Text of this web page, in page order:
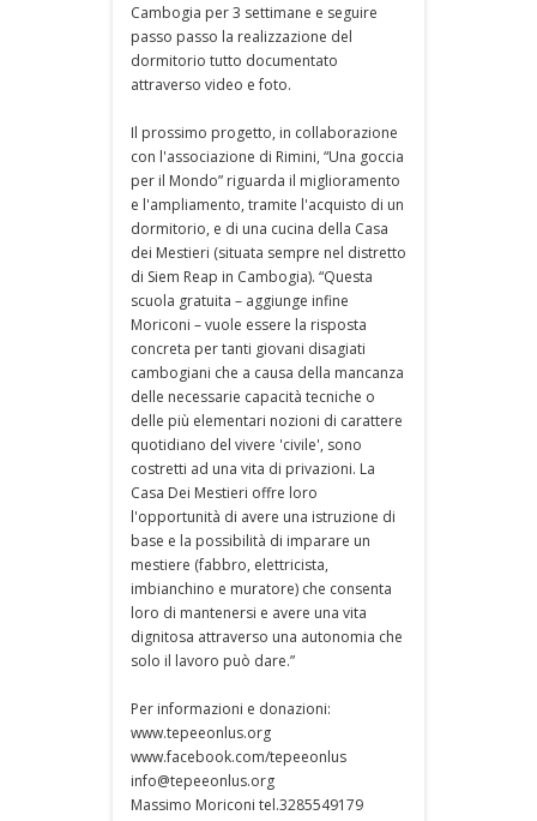
Cambogia per 3 settimane e seguire
passo passo la realizzazione del
dormitorio tutto documentato
attraverso video e foto.
Il prossimo progetto, in collaborazione
con l'associazione di Rimini, “Una goccia
per il Mondo” riguarda il miglioramento
e l'ampliamento, tramite l'acquisto di un
dormitorio, e di una cucina della Casa
dei Mestieri (situata sempre nel distretto
di Siem Reap in Cambogia). “Questa
scuola gratuita – aggiunge infine
Moriconi – vuole essere la risposta
concreta per tanti giovani disagiati
cambogiani che a causa della mancanza
delle necessarie capacità tecniche o
delle più elementari nozioni di carattere
quotidiano del vivere 'civile', sono
costretti ad una vita di privazioni. La
Casa Dei Mestieri offre loro
l'opportunità di avere una istruzione di
base e la possibilità di imparare un
mestiere (fabbro, elettricista,
imbianchino e muratore) che consenta
loro di mantenersi e avere una vita
dignitosa attraverso una autonomia che
solo il lavoro può dare.”
Per informazioni e donazioni:
www.tepeeonlus.org
www.facebook.com/tepeeonlus
info@tepeeonlus.org
Massimo Moriconi tel.3285549179